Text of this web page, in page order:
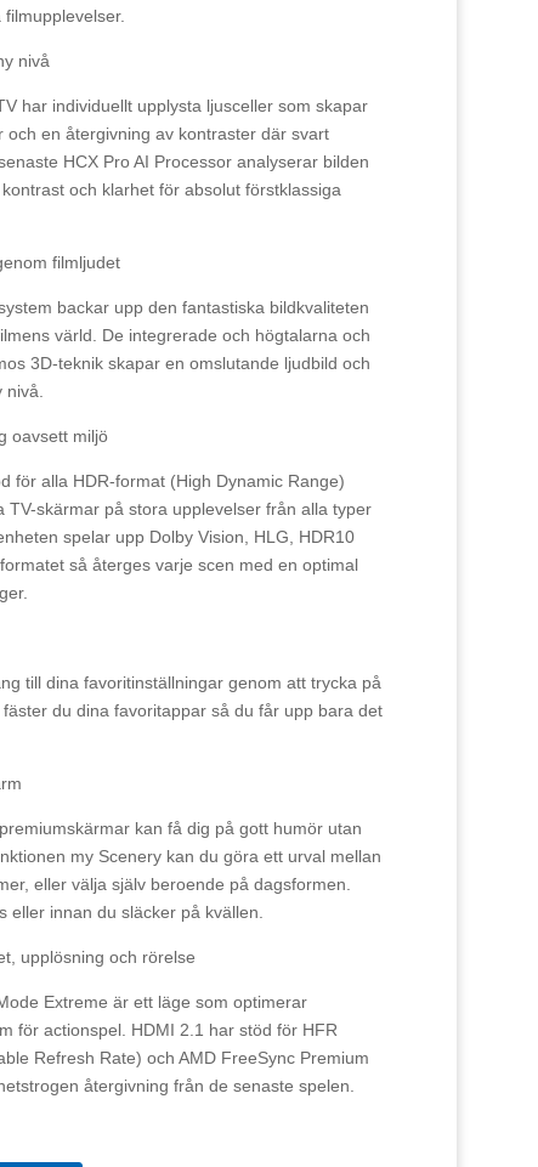
nivå
har individuellt upplysta ljusceller som skapar
en återgivning av kontraster där svart
HCX Pro AI Processor analyserar bilden
och klarhet för absolut förstklassiga
filmljudet
backar upp den fantastiska bildkvaliteten
värld. De integrerade och högtalarna och
3D-teknik skapar en omslutande ljudbild och
oavsett miljö
för alla HDR-format (High Dynamic Range)
TV-skärmar på stora upplevelser från alla typer
spelar upp Dolby Vision, HLG, HDR10
så återges varje scen med en optimal
till dina favoritinställningar genom att trycka på
du dina favoritappar så du får upp bara det
kan få dig på gott humör utan
my Scenery kan du göra ett urval mellan
eller välja själv beroende på dagsformen.
eller innan du släcker på kvällen.
upplösning och rörelse
Extreme är ett läge som optimerar
för actionspel. HDMI 2.1 har stöd för HFR
Refresh Rate) och AMD FreeSync Premium
återgivning från de senaste spelen.